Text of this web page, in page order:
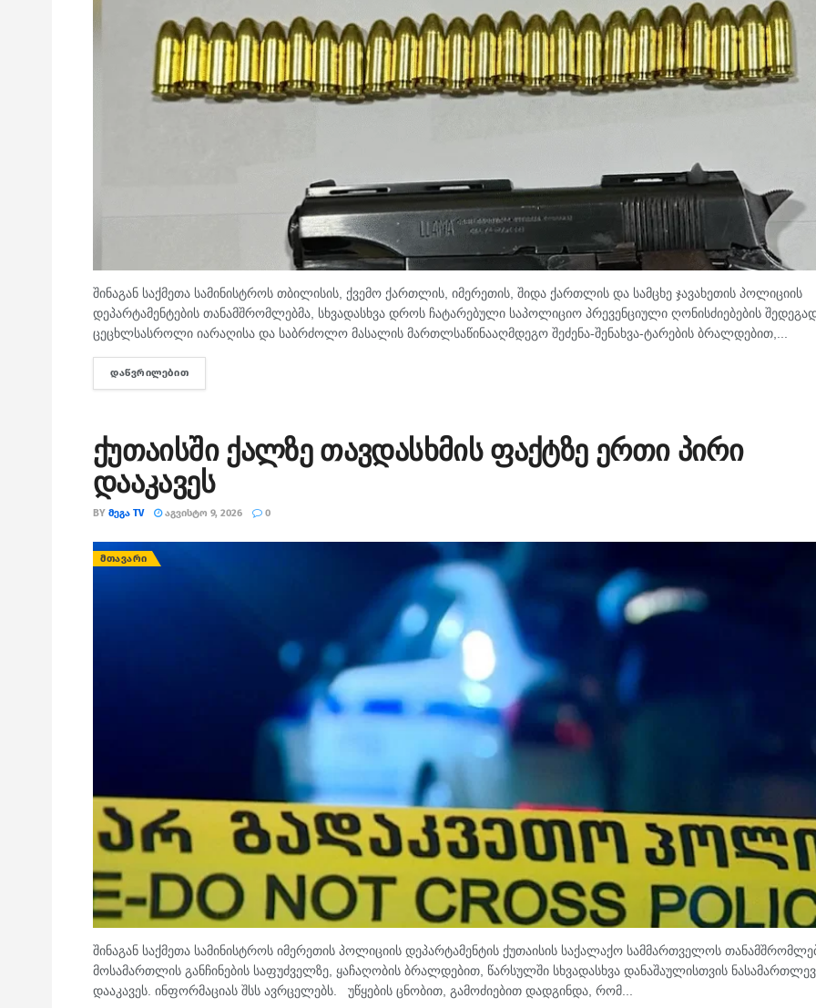
შინაგან საქმეთა სამინისტროს თბილისის, ქვემო ქართლის, იმერეთის, შიდა ქართლის და სამცხე ჯავახეთის პოლიციის
დეპარტამენტების თანამშრომლებმა, სხვადასხვა დროს ჩატარებული საპოლიციო პრევენციული ღონისძიებების
ცეცხლსასროლი იარაღისა და საბრძოლო მასალის მართლსაწინააღმდეგო შეძენა-შენახვა-ტარების ბრალდებით,...
ᲓᲐᲬᲕᲠᲘᲚᲔᲑᲘᲗ
ქუთაისში ქალზე თავდასხმის ფაქტზე ერთი პირი
დააკავეს
BY ᲛᲔᲒᲐ TV ᲐᲒᲕᲘᲡᲢᲝ 9, 2026 0
ᲛᲗᲐᲕᲐᲠᲘ
შინაგან საქმეთა სამინისტროს იმერეთის პოლიციის დეპარტამენტის ქუთაისის საქალაქო სამმართველოს
მოსამართლის განჩინების საფუძველზე, ყაჩაღობის ბრალდებით, წარსულში სხვადასხვა დანაშაულისთვის
დააკავეს. ინფორმაციას შსს ავრცელებს. უწყების ცნობით, გამოძიებით დადგინდა, რომ...